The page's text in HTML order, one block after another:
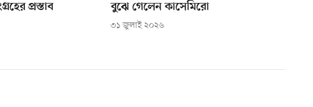
প্রস্তাব
বুঝে গেলেন কাসেমিরো
৩১ জুলাই ২০২৬